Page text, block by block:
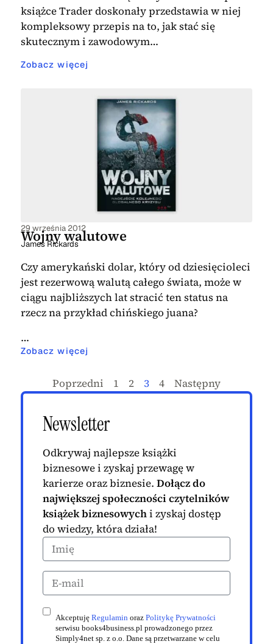
książce Trader doskonały przedstawia w niej
kompleksowy przepis na to, jak stać się
skutecznym i zawodowym…
Zobacz więcej
29 września 2012
Wojny walutowe
James Rickards
Czy amerykański dolar, który od dziesięcioleci
jest rezerwową walutą całego świata, może w
ciągu najbliższych lat stracić ten status na
rzecz na przykład chińskiego juana?
…
Zobacz więcej
Poprzedni 1 2 3 4 Następny
Newsletter
Odkrywaj najlepsze książki
biznesowe i zyskaj przewagę w
karierze oraz biznesie. Dołącz do
największej społeczności czytelników
książek biznesowychi zyskaj dostęp
do wiedzy, która działa!
Akceptuję Regulamin oraz Politykę Prywatności
serwisu books4business.pl prowadzonego przez
Simply4net sp. z o.o. Dane są przetwarzane w celu